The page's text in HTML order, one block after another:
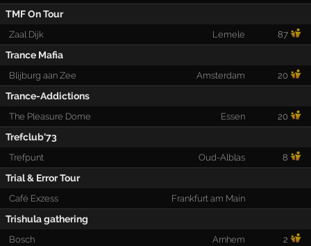
TMF On Tour
Zaal Dijk Lemele 87
Trance Mafia
Blijburg aan Zee Amsterdam 20
Trance-Addictions
The Pleasure Dome Essen 20
Trefclub'73
Trefpunt Oud-Alblas 8
Trial & Error Tour
Café Exzess Frankfurt am Main
Trishula gathering
Bosch Arnhem 2